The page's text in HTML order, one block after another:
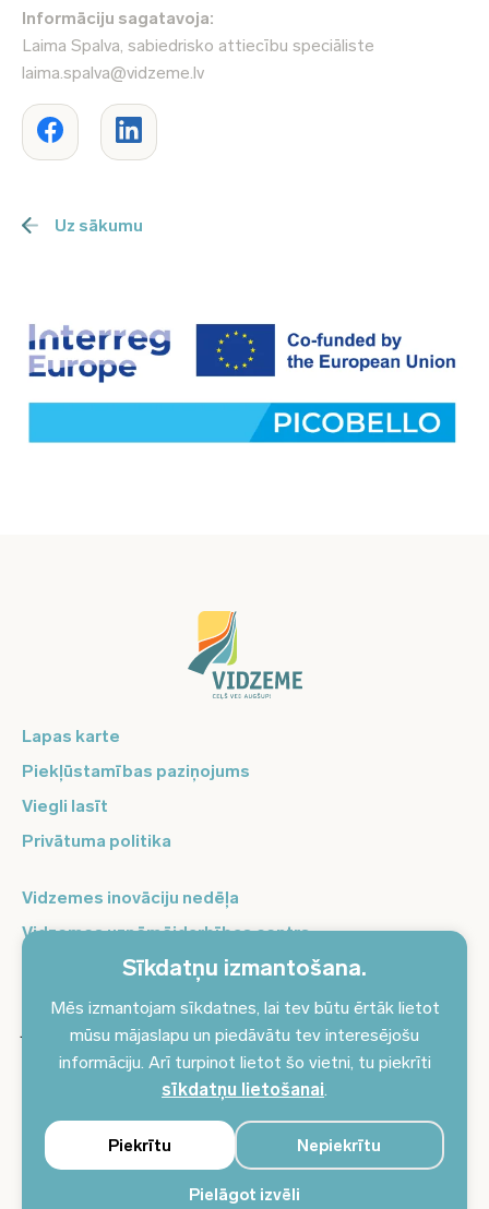
Sīkdatņu izmantošana.
Mēs izmantojam sīkdatnes, lai tev būtu ērtāk lietot
mūsu mājaslapu un piedāvātu tev interesējošu
informāciju. Arī turpinot lietot šo vietni, tu piekrīti
sīkdatņu lietošanai.
Pielāgot izvēli
Nepiekrītu
Piekrītu
Informāciju sagatavoja:
Laima Spalva, sabiedrisko attiecību speciāliste
laima.spalva@vidzeme.lv
Uz sākumu
Lapas karte
Piekļūstamības paziņojums
Viegli lasīt
Privātuma politika
Vidzemes inovāciju nedēļa
Vidzemes uzņēmējdarbības centrs
Balso Vidzeme
Pierakstieties jaunumiem un saņemiet aktuālākos
jaunumus savā e-pastā!
Pieteikties jaunumiem